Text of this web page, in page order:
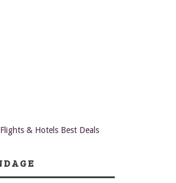
& Hotels Best Deals